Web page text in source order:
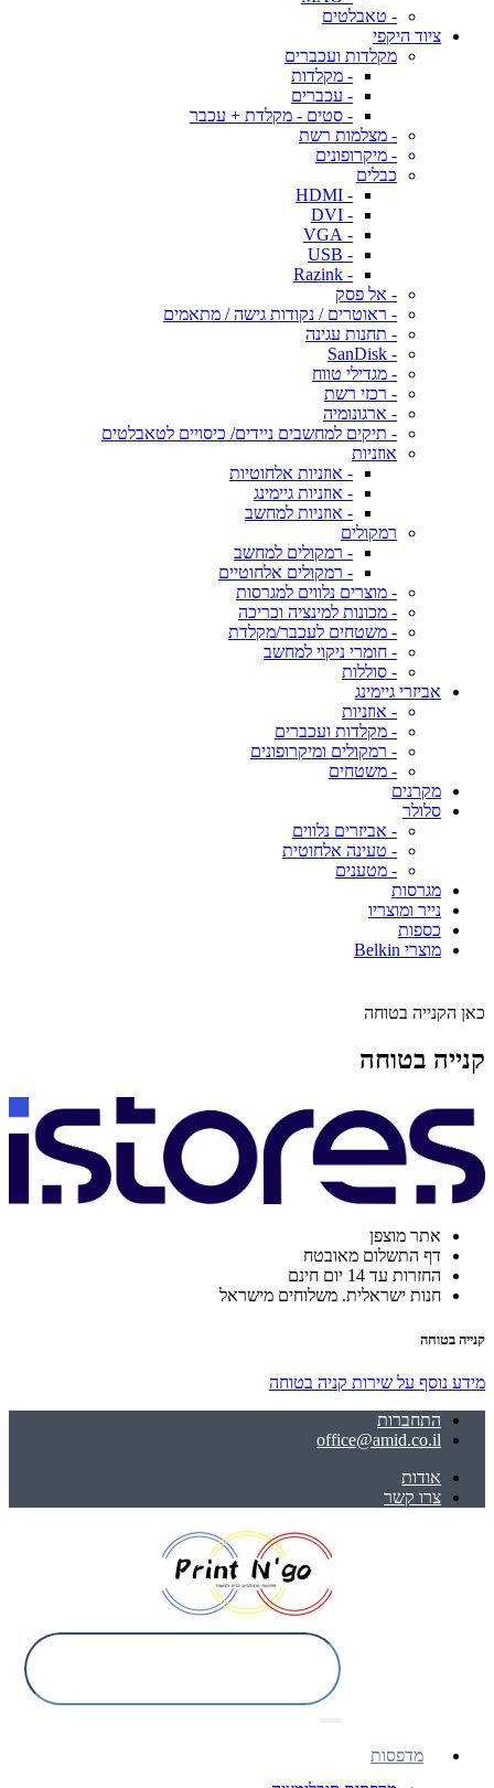
- טאבלטים
ציוד היקפי
מקלדות ועכברים
- מקלדות
- עכברים
- סטים - מקלדת + עכבר
- מצלמות רשת
- מיקרופונים
כבלים
- HDMI
- DVI
- VGA
- USB
- Razink
- אל פסק
- ראוטרים / נקודות גישה / מתאמים
- תחנות עגינה
- SanDisk
- מגדילי טווח
- רכזי רשת
- ארגונומיה
- תיקים למחשבים ניידים/ כיסויים לטאבלטים
אוזניות
- אוזניות אלחוטיות
- אוזניות גיימינג
- אוזניות למחשב
רמקולים
- רמקולים למחשב
- רמקולים אלחוטיים
- מוצרים נלווים למגרסות
- מכונות למינציה וכריכה
- משטחים לעכבר/מקלדת
- חומרי ניקוי למחשב
- סוללות
אביזרי גיימינג
- אוזניות
- מקלדות ועכברים
- רמקולים ומיקרופונים
- משטחים
מקרנים
סלולר
- אביזרים נלווים
- טעינה אלחוטית
- מטענים
מגרסות
נייר ומוצריו
כספות
מוצרי Belkin
כאן הקנייה בטוחה
קנייה בטוחה
אתר מוצפן
דף התשלום מאובטח
החזרות עד 14 יום חינם
חנות ישראלית. משלוחים מישראל
קנייה בטוחה
מידע נוסף על שירות קניה בטוחה
התחברות
office@amid.co.il
אודות
צרו קשר
מדפסות